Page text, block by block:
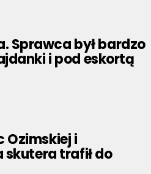
Sprawca był bardzo
i pod eskortą
Ozimskiej i
skutera trafił do